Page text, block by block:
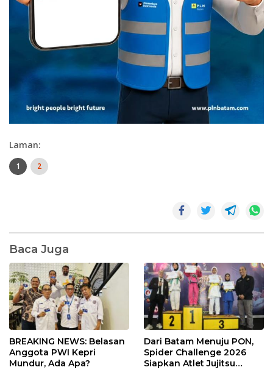
Laman:
1 2
Baca Juga
BREAKING NEWS: Belasan
Anggota PWI Kepri
Mundur, Ada Apa?
Dari Batam Menuju PON,
Spider Challenge 2026
Siapkan Atlet Jujitsu